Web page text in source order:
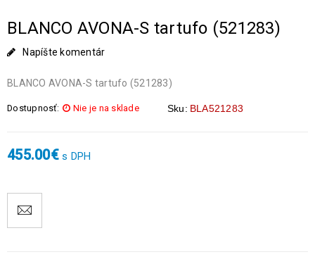
BLANCO AVONA-S tartufo (521283)
Napíšte komentár
BLANCO AVONA-S tartufo (521283)
Dostupnosť: Nie je na sklade Sku: BLA521283
455.00€ s DPH